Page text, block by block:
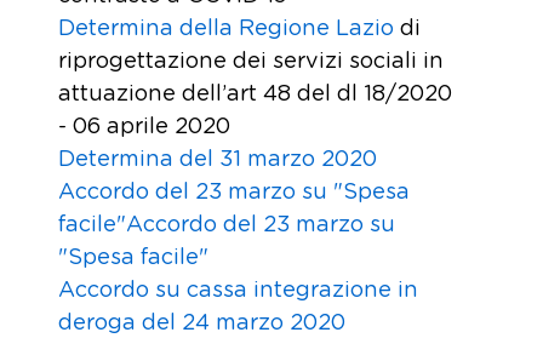
Determina della Regione Lazio di
riprogettazione dei servizi sociali in
attuazione dell’art 48 del dl 18/2020
- 06 aprile 2020
Determina del 31 marzo 2020
Accordo del 23 marzo su "Spesa
facile"Accordo del 23 marzo su
"Spesa facile"
Accordo su cassa integrazione in
deroga del 24 marzo 2020